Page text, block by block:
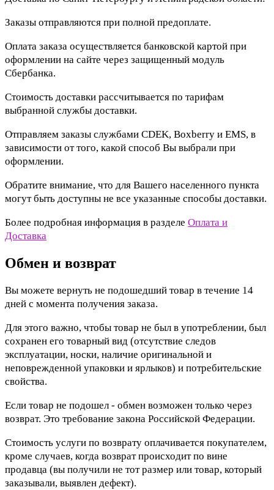
Заказы отправляются при полной предоплате.
Оплата заказа осуществляется банковской картой при
оформлении на сайте через защищенный модуль
Сбербанка.
Стоимость доставки рассчитывается по тарифам
выбранной службы доставки.
Отправляем заказы службами CDEK, Boxberry и EMS, в
зависимости от того, какой способ Вы выбрали при
оформлении.
Обратите внимание, что для Вашего населенного пункта
могут быть доступны не все указанные способы доставки.
Более подробная информация в разделе Оплата и
Доставка
Обмен и возврат
Вы можете вернуть не подошедший товар в течение 14
дней с момента получения заказа.
Для этого важно, чтобы товар не был в употреблении, был
сохранен его товарный вид (отсутствие следов
эксплуатации, носки, наличие оригинальной и
неповрежденной упаковки и ярлыков) и потребительские
свойства.
Если товар не подошел - обмен возможен только через
возврат. Это требование закона Российской Федерации.
Стоимость услуги по возврату оплачивается покупателем,
кроме случаев, когда возврат происходит по вине
продавца (вы получили не тот размер или товар, который
заказывали, выявлен дефект).